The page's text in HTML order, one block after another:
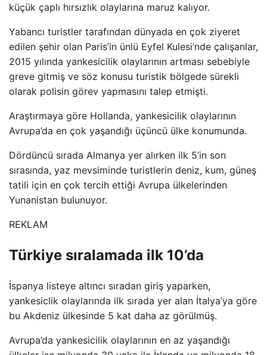
küçük çaplı hırsızlık olaylarına maruz kalıyor.
Yabancı turistler tarafından dünyada en çok ziyeret
edilen şehir olan Paris’in ünlü Eyfel Kulesi’nde çalışanlar,
2015 yılında yankesicilik olaylarının artması sebebiyle
greve gitmiş ve söz konusu turistik bölgede sürekli
olarak polisin görev yapmasını talep etmişti.
Araştırmaya göre Hollanda, yankesicilik olaylarının
Avrupa’da en çok yaşandığı üçüncü ülke konumunda.
Dördüncü sırada Almanya yer alırken ilk 5’in son
sırasında, yaz mevsiminde turistlerin deniz, kum, güneş
tatili için en çok tercih ettiği Avrupa ülkelerinden
Yunanistan bulunuyor.
REKLAM
Türkiye sıralamada ilk 10’da
İspanya listeye altıncı sıradan giriş yaparken,
yankesiclik olaylarında ilk sırada yer alan İtalya’ya göre
bu Akdeniz ülkesinde 5 kat daha az görülmüş.
Avrupa’da yankesicilik olaylarının en az yaşandığı